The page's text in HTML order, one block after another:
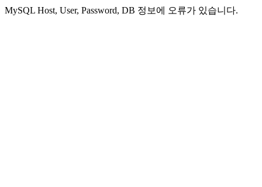
MySQL Host, User, Password, DB 정보에 오류가 있습니다.